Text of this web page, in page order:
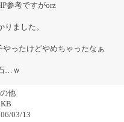
参考ですがorz
りました。
やったけどやめちゃったなぁ
…ｗ
他
03/13